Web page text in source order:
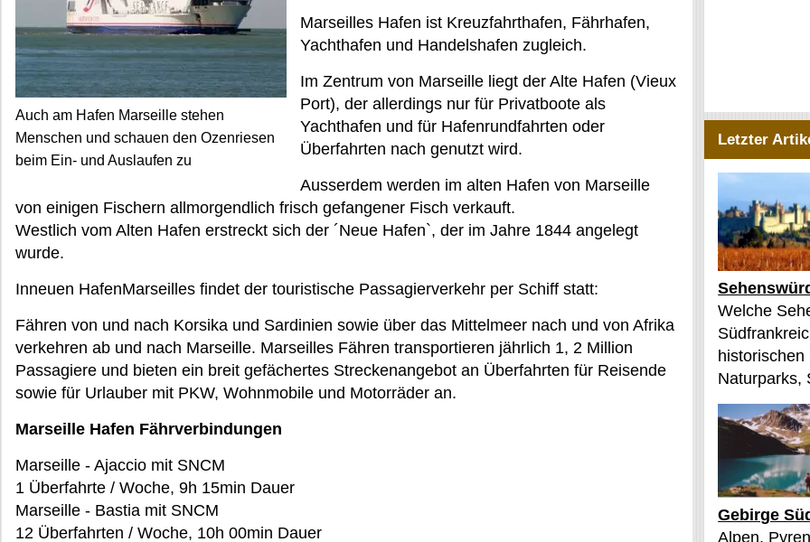
Auch am Hafen Marseille stehen
Menschen und schauen den Ozenriesen
beim Ein- und Auslaufen zu
Marseilles Hafen ist Kreuzfahrthafen, Fährhafen,
Yachthafen und Handelshafen zugleich.
Im Zentrum von Marseille liegt der Alte Hafen (Vieux
Port), der allerdings nur für Privatboote als
Yachthafen und für Hafenrundfahrten oder
Überfahrten nach genutzt wird.
Ausserdem werden im alten Hafen von Marseille
von einigen Fischern allmorgendlich frisch gefangener Fisch verkauft.
Westlich vom Alten Hafen erstreckt sich der ´Neue Hafen`, der im Jahre 1844 angelegt
wurde.
Inneuen HafenMarseilles findet der touristische Passagierverkehr per Schiff statt:
Fähren von und nach Korsika und Sardinien sowie über das Mittelmeer nach und von Afrika
verkehren ab und nach Marseille. Marseilles Fähren transportieren jährlich 1, 2 Million
Passagiere und bieten ein breit gefächertes Streckenangebot an Überfahrten für Reisende
sowie für Urlauber mit PKW, Wohnmobile und Motorräder an.
Marseille Hafen Fährverbindungen
Marseille - Ajaccio mit SNCM
1 Überfahrte / Woche, 9h 15min Dauer
Marseille - Bastia mit SNCM
12 Überfahrten / Woche, 10h 00min Dauer
Letzter
Welche
Naturparks,
Gebirge
Alpen,